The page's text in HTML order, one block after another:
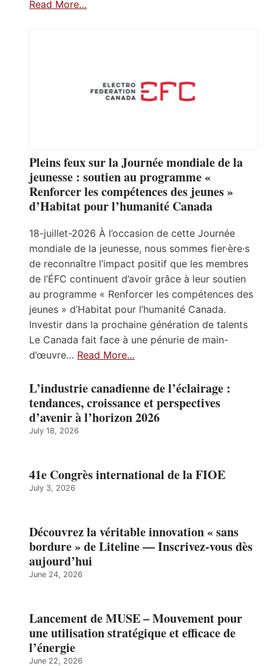
Read More…
Pleins feux sur la Journée mondiale de la
jeunesse : soutien au programme «
Renforcer les compétences des jeunes »
d’Habitat pour l’humanité Canada
18-juillet-2026 À l’occasion de cette Journée
mondiale de la jeunesse, nous sommes fier·ère·s
de reconnaître l’impact positif que les membres
de l’ÉFC continuent d’avoir grâce à leur soutien
au programme « Renforcer les compétences des
jeunes » d’Habitat pour l’humanité Canada.
Investir dans la prochaine génération de talents
Le Canada fait face à une pénurie de main-
d’œuvre… Read More…
L’industrie canadienne de l’éclairage :
tendances, croissance et perspectives
d’avenir à l’horizon 2026
July 18, 2026
41e Congrès international de la FIOE
July 3, 2026
Découvrez la véritable innovation « sans
bordure » de Liteline — Inscrivez-vous dès
aujourd’hui
June 24, 2026
Lancement de MUSE – Mouvement pour
une utilisation stratégique et efficace de
l’énergie
June 22, 2026